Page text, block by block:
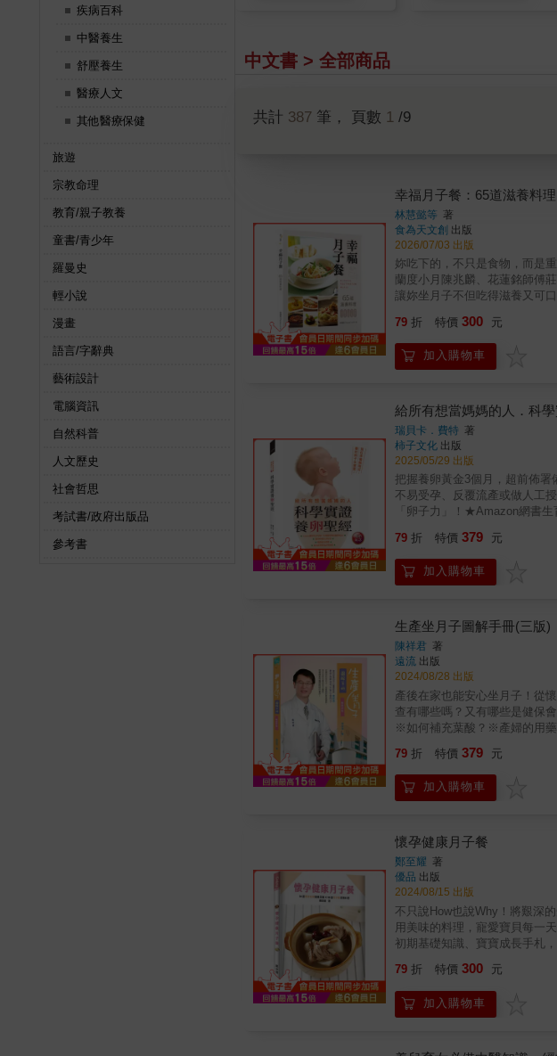
疾病百科
中醫養生
舒壓養生
醫療人文
其他醫療保健
旅遊
宗教命理
教育/親子教養
童書/青少年
羅曼史
輕小說
漫畫
語言/字辭典
藝術設計
電腦資訊
自然科普
人文歷史
社會哲思
考試書/政府出版品
參考書
中文書 > 全部商品
共計 387 筆， 頁數 1 /9
幸福月子餐：65道滋養料理
林慧懿等 著
食為天文創 出版
2026/07/03 出版
妳吃下的，不只是食物，而是
蘭度小月陳兆麟、花蓮銘師傅
讓妳坐月子不但吃得滋養又可
麵、元氣藥膳、高纖時蔬及幸
的你✓ 即將生產，想提前準備
為太太、媳婦、女兒準備月子
藝，讓每一道料理，都不只是
元氣藥膳、高纖時蔬與幸福甜
79 折 特價 300 元
加入購物車
給所有想當媽媽的人．科
瑞貝卡．費特 著
柿子文化 出版
2025/05/29 出版
把握養卵黃金3個月，超前佈署
不易受孕、反覆流產或做人工
「卵子力」！★Amazon網書
★如果妳有反覆流產的病史★如
齡產婦 ．多囊性卵巢症候群
質，增加順利懷孕的成功機率
體」。染色體異常的卵子，受
品質深受年齡影響，卻非永遠
為，女性一輩子擁有多少顆卵
的條件。左右「排卵前黃金3個
達25％的人都有這樣的狀況，
暢銷作家瑞貝卡．費特，以自
子需要很多ATP能量：每顆卵
容易出錯，甚至完全停止。★
畫？如何避開又不會讓妳和伴
要，怎麼吃全是學問：．「產
「甲基葉酸」是好主意。．如
然受孕的人服用，因為會干擾
改善卵子的量和品質，但有多
促進卵子力的關鍵飲食，讓卵
險。．利用地中海飲食補足生
產的人，還要特別小心乳製品
降低懷孕機會，但懷孕期間定
心每天攝取了多少咖啡因很有
數量比一般人少，容不得浪費
給大家的錯覺，事實上──男性
之後就會開始下滑，所幸，對
充劑：．針對男性的綜合維生
產和男方的葉酸代謝基因缺陷
79 折 特價 379 元
加入購物車
生產坐月子圖解手冊(三版)
陳祥君 著
遠流 出版
2024/08/28 出版
產後在家也能安心坐月子！從
查有哪些嗎？又有哪些是健保
※如何補充葉酸？※產婦的用藥
裡有好的產後護理機構？對新
養與瘦身，都一一告訴你。 ※
訊，新增單元如下：2-3用藥
79 折 特價 379 元
加入購物車
懷孕健康月子餐
鄭至耀 著
優品 出版
2024/08/15 出版
不只說How也說Why！將艱深
用美味的料理，寵愛寶貝每一
初期基礎知識、寶寶成長手札
有媽咪內心的不安，都由我們
寶貝每一天。
79 折 特價 300 元
加入購物車